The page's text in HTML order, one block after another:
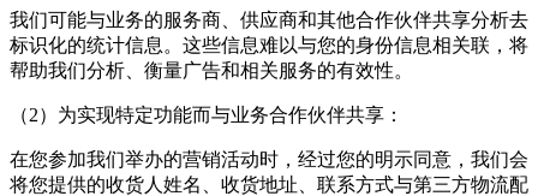
我们可能与业务的服务商、供应商和其他合作伙伴共享分析去
标识化的统计信息。这些信息难以与您的身份信息相关联，将
帮助我们分析、衡量广告和相关服务的有效性。
（2）为实现特定功能而与业务合作伙伴共享：
在您参加我们举办的营销活动时，经过您的明示同意，我们会
将您提供的收货人姓名、收货地址、联系方式与第三方物流配